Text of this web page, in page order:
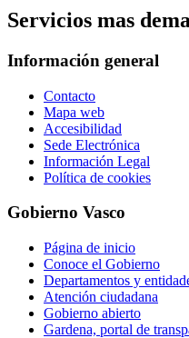
Servicios mas
Información general
Contacto
Mapa web
Accesibilidad
Sede Electrónica
Información Legal
Política de cookies
Gobierno Vasco
Página de inicio
Conoce el Gobierno
Departamentos y
Atención ciudadana
Gobierno abierto
Gardena, portal de